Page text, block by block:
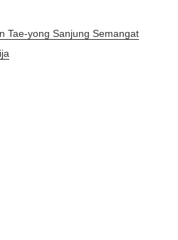
Tae-yong Sanjung Semangat